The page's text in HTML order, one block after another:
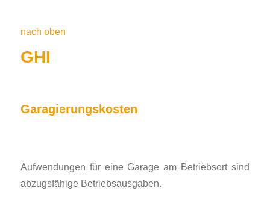
nach oben
GHI
Garagierungskosten
Aufwendungen für eine Garage am Betriebsort sind
abzugsfähige Betriebsausgaben.